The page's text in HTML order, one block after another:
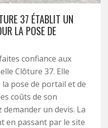
37 ÉTABLIT UN
LA POSE DE
confiance aux
Clôture 37. Elle
pose de portail et de
coûts de son
un devis. La
en passant par le site